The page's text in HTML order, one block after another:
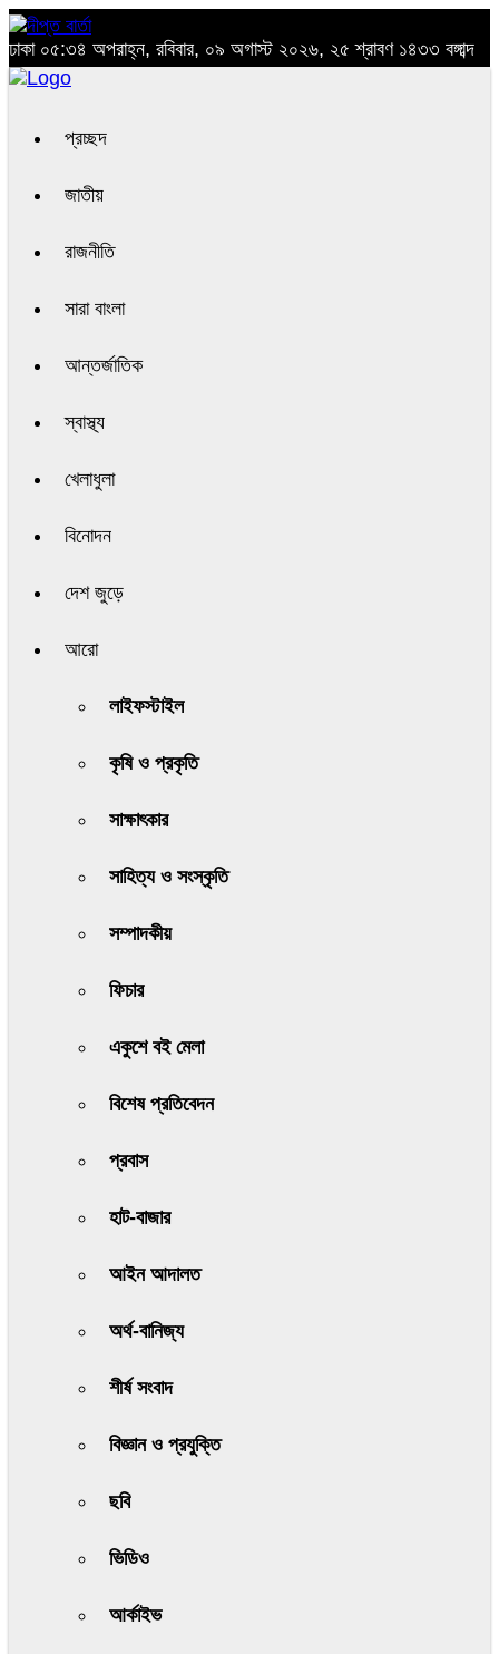
ঢাকা ০৫:৩৪ অপরাহ্ন, রবিবার, ০৯ অগাস্ট ২০২৬, ২৫ শ্রাবণ ১৪৩৩ বঙ্গাব্দ
প্রচ্ছদ
জাতীয়
রাজনীতি
সারা বাংলা
আন্তর্জাতিক
স্বাস্থ্য
খেলাধুলা
বিনোদন
দেশ জুড়ে
আরো
লাইফস্টাইল
কৃষি ও প্রকৃতি
সাক্ষাৎকার
সাহিত্য ও সংস্কৃতি
সম্পাদকীয়
ফিচার
একুশে বই মেলা
বিশেষ প্রতিবেদন
প্রবাস
হাট-বাজার
আইন আদালত
অর্থ-বানিজ্য
শীর্ষ সংবাদ
বিজ্ঞান ও প্রযুক্তি
ছবি
ভিডিও
আর্কাইভ